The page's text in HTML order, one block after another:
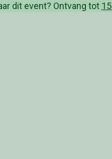
dit event? Ontvang tot